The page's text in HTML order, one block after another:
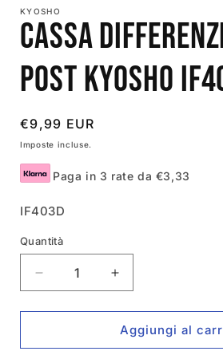
multimediali
in
finestra
KYOSHO
Cassa
Post Kyosho
Prezzo
di
listino
€9,99 EUR
Imposte incluse.
Paga in 3 rate da €3,33
SKU:
IF403D
Quantità
Quantità
Diminuisci
quantità
per
Differenziale
Aumenta
quantità
per
Cassa
Differenziale
Aggiungi al